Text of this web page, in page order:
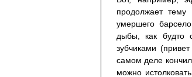
продолжает
умершего
дыбы, как будто
зубчиками
самом деле
можно